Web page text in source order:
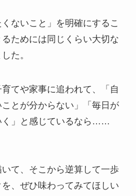
ないこと」を明確にするこ
ためには同じくらい大切な
た。
てや家事に追われて、「自
とが分からない」「毎日が
く」と感じているなら……
て、そこから逆算して一歩
、ぜひ味わってみてほしい